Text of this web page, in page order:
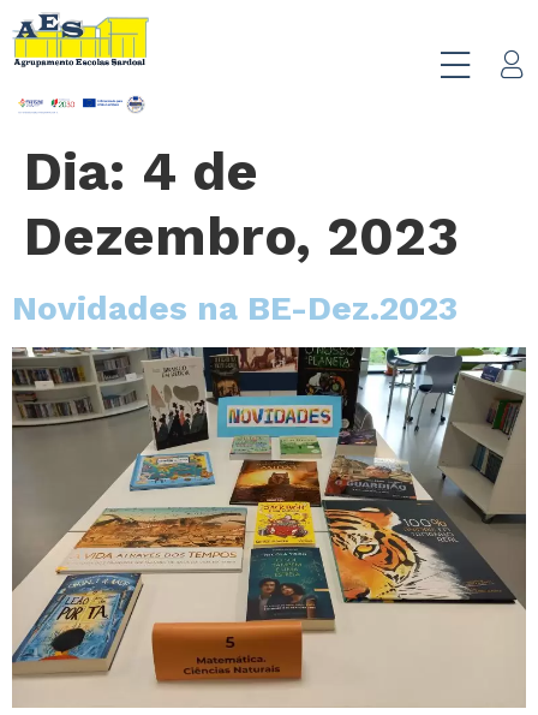
Dia: 4 de
Dezembro, 2023
Novidades na BE-Dez.2023